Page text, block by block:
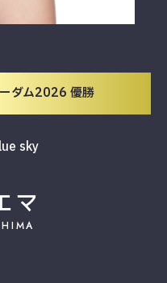
ダム2026 優勝
sky
マ